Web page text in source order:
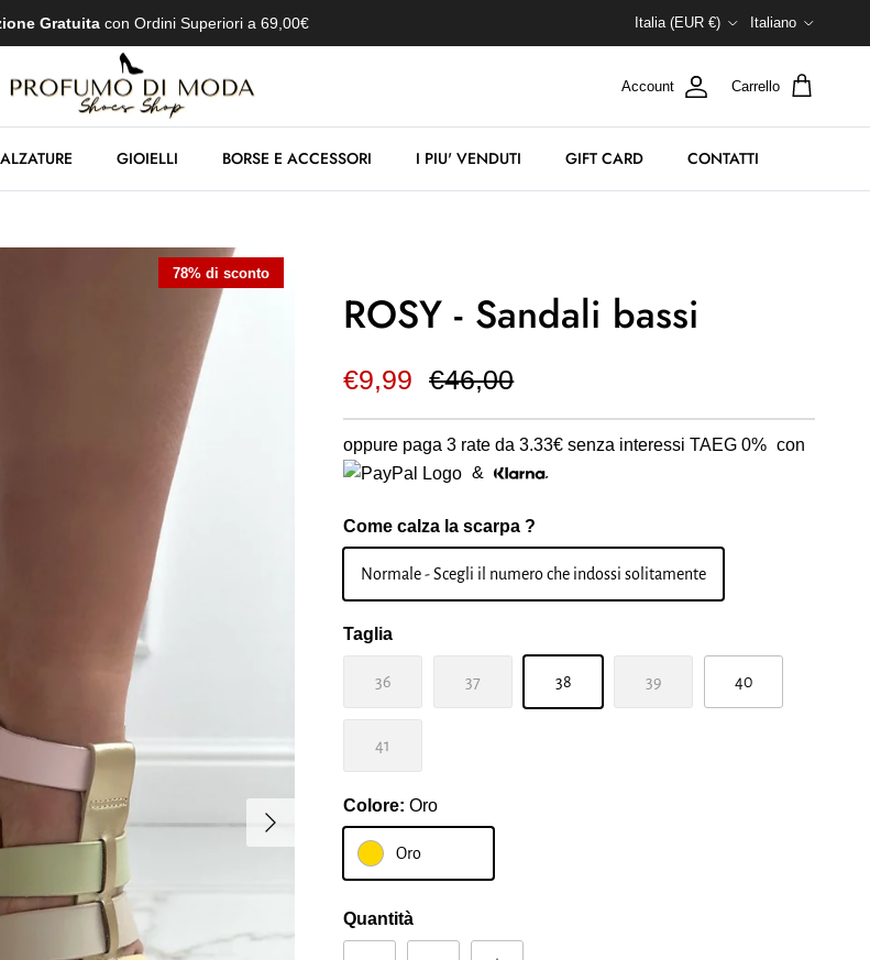
Gratuitacon Ordini Superiori a 69,00€ Italia (EUR €) Italiano
Account Carrello
GIOIELLI BORSE E ACCESSORI I PIU' VENDUTI GIFT CARD CONTATTI
Avanti
78% di sconto
ROSY - Sandali bassi
€9,99 €46,00
oppure paga 3 rate da3.33€ senza interessi TAEG 0% con
&
Come calza la scarpa ?
Normale - Scegli il numero che indossi solitamente
Taglia
36 37 38 39 40
41
Colore:Oro
Oro
Quantità